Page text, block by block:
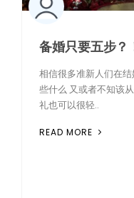
备婚只要五步？
相信很多准新人们在
些什么 又或者不知该
礼也可以很轻..
READ MORE